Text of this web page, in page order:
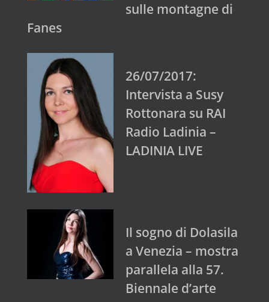
sulle montagne di
Fanes
26/07/2017:
Intervista a Susy
Rottonara su RAI
Radio Ladinia –
LADINIA LIVE
Il sogno di Dolasila
a Venezia – mostra
parallela alla 57.
Biennale d’arte